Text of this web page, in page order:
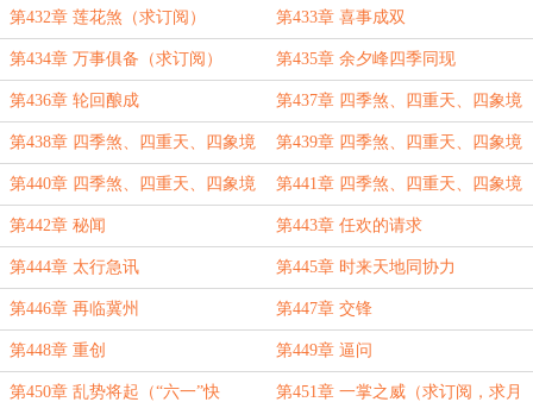
第432章 莲花煞（求订阅） 第433章 喜事成双
第434章 万事俱备（求订阅） 第435章 余夕峰四季同现
第436章 轮回酿成 第437章 四季煞、四重天、四象境
第438章 四季煞、四重天、四象境
（二）
第439章 四季煞、四重天、四象境
（三）
第440章 四季煞、四重天、四象境
（四）
第441章 四季煞、四重天、四象境
（五）
第442章 秘闻 第443章 任欢的请求
第444章 太行急讯 第445章 时来天地同协力
第446章 再临冀州 第447章 交锋
第448章 重创 第449章 逼问
第450章 乱势将起（“六一”快 第451章 一掌之威（求订阅，求月